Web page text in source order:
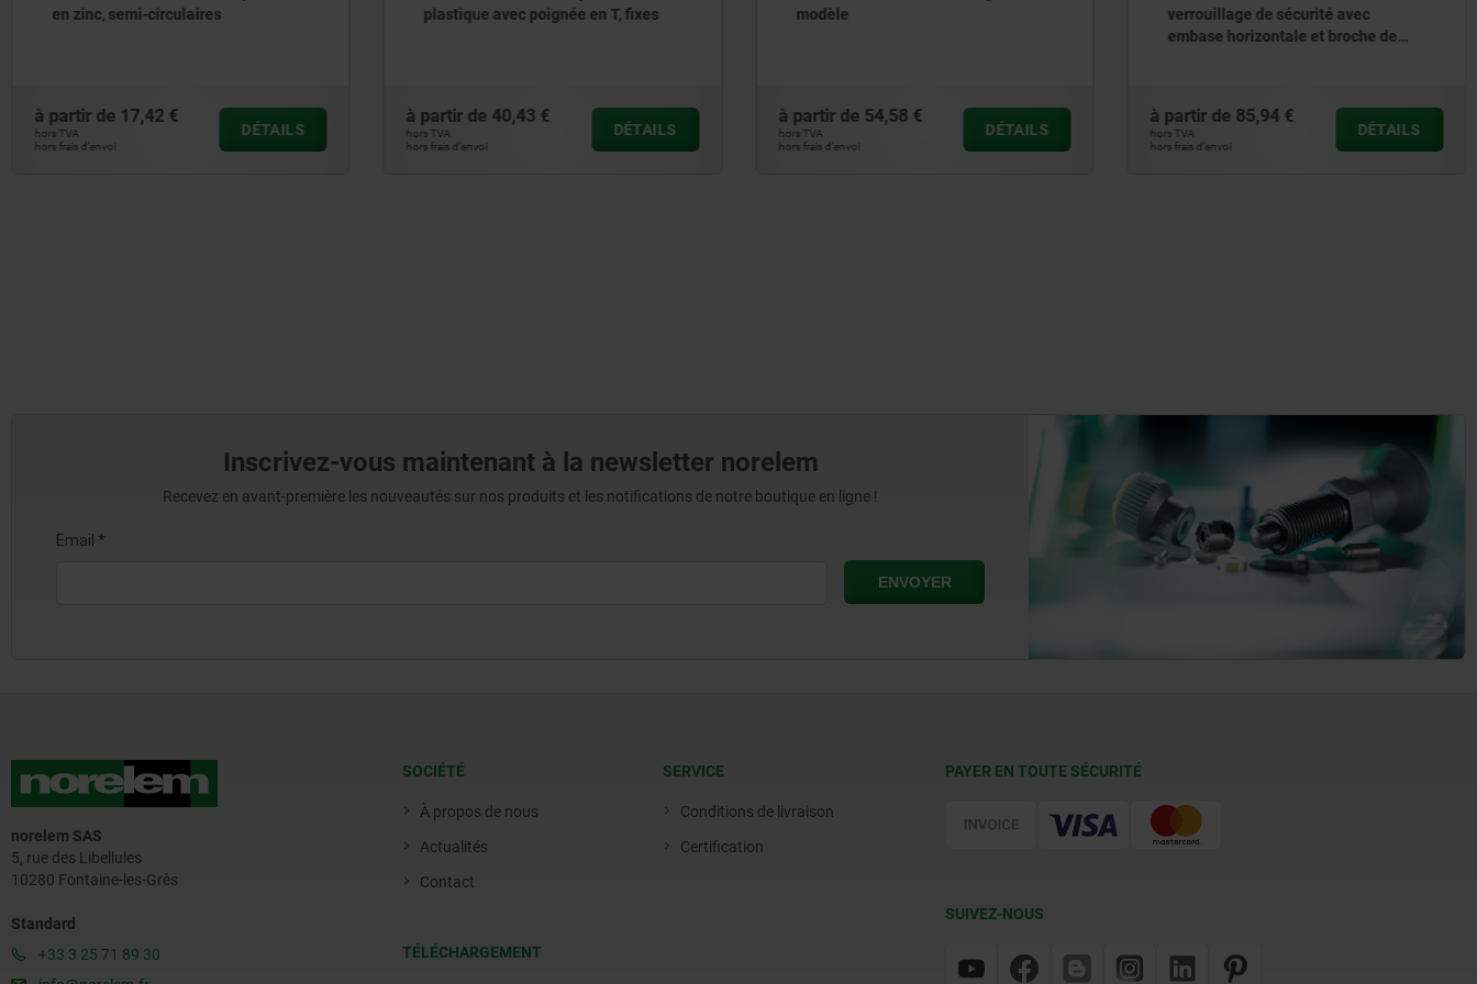
plastique avec poignée en T, fixes
à partir de40,43 €
hors TVA
hors frais d’envoi
DÉTAILS
modèle
à partir de54,58 €
hors TVA
hors frais d’envoi
DÉTAILS
verrouillage de sécurité avec
à partir de85,94 €
hors TVA
hors frais d’envoi
DÉTAILS
embase horizontale et broche de
pression réglable
à partir de12,72 €
hors TVA
hors frais d’envoi
DÉTAILS
Inscrivez-vous maintenant à la newsletter norelem
Recevez en avant-première les nouveautés sur nos produits et les notifications de notre boutique en ligne !
norelem SAS
5, rue des Libellules
10280 Fontaine-les-Grès
Standard
+33 3 25 71 89 30
SOCIÉTÉ
À propos de nous
Actualités
Contact
TÉLÉCHARGEMENT
SERVICE
Conditions de livraison
Certification
PAYER EN TOUTE SÉCURITÉ
SUIVEZ-NOUS